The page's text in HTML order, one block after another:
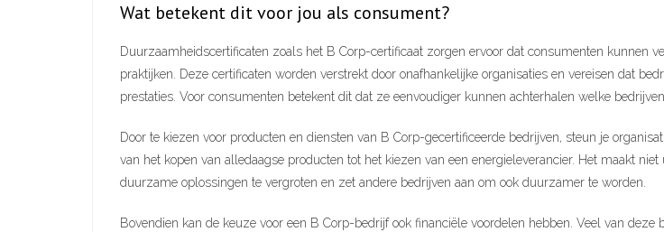
Wat betekent dit voor jou als consument?
Duurzaamheidscertificaten zoals het B Corp-certificaat zorgen ervoor dat consumenten kunnen
praktijken. Deze certificaten worden verstrekt door onafhankelijke organisaties en vereisen dat
prestaties. Voor consumenten betekent dit dat ze eenvoudiger kunnen achterhalen welke
Door te kiezen voor producten en diensten van B Corp-gecertificeerde bedrijven, steun je
van het kopen van alledaagse producten tot het kiezen van een energieleverancier. Het maakt
duurzame oplossingen te vergroten en zet andere bedrijven aan om ook duurzamer te worden.
Bovendien kan de keuze voor een B Corp-bedrijf ook financiële voordelen hebben. Veel van